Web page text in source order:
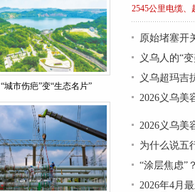
“城市伤疤”变“生态名片”
2545公里电缆
原始堵塞开
义乌人的“
义乌超玛吉
2026义乌美
2026义乌美
为什么说五
“涂层焦虑”
2026年4月